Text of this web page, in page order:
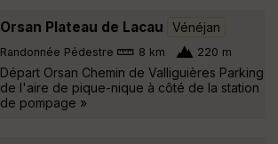
Orsan Plateau de Lacau Vénéjan
Randonnée Pédestre 8 km 220 m
Départ Orsan Chemin de Valliguières Parking
de l'aire de pique-nique à côté de la station
de pompage »